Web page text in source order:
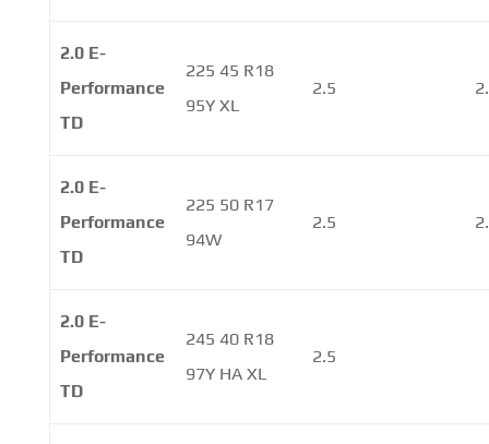
2.0 E-
Performance
TD
225 45 R18
95Y XL
2.5
2.0 E-
Performance
TD
225 50 R17
94W
2.5
2.0 E-
Performance
TD
245 40 R18
97Y HA XL
2.5